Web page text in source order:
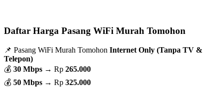
Daftar Harga Pasang WiFi Murah Tomohon
📌 Pasang WiFi Murah Tomohon Internet Only (Tanpa TV &
Telepon)
💰 30 Mbps → Rp 265.000
💰 50 Mbps → Rp 325.000